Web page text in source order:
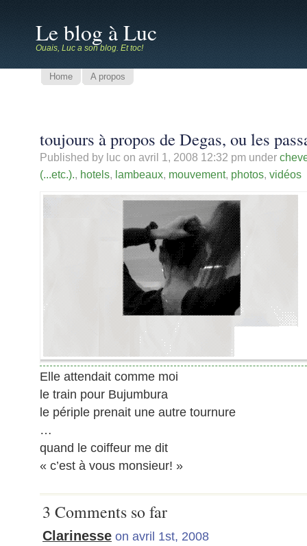
Le blog à Luc
Ouais, Luc a son blog. Et toc!
Home A propos
toujours à propos de Degas, ou les
Published by luc on avril 1, 2008 12:32 pm under
(...etc.)., hotels, lambeaux, mouvement, photos, vidéos
Elle attendait comme moi
le train pour Bujumbura
le périple prenait une autre tournure
…
quand le coiffeur me dit
« c’est à vous monsieur! »
3 Comments so far
Clarinesse on avril 1st, 2008